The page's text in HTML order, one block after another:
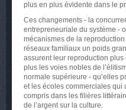
plus en plus évidente dans le
Ces changements - la
entrepreneuriale du système -
mécanismes de la
réseaux familiaux un poids
assurent leur reproduction plus
plus les voies nobles de
normale supérieure - qu’elles
et les écoles commerciales qui
compris dans les filières
de l’argent sur la culture.